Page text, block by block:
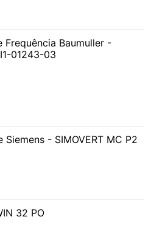
Frequência Baumuller -
01243-03
Siemens - SIMOVERT MC P2
32 PO